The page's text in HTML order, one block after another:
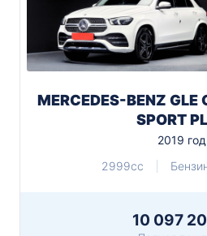
MERCEDES-BENZ
SPORT
2019 год
2999cc
10 097